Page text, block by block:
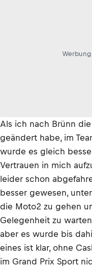
Werbung
Als ich nach Brünn
geändert habe, im
wurde es gleich
Vertrauen in mich
leider schon
besser gewesen,
die Moto2 zu gehen
Gelegenheit zu
aber es wurde bis
eines ist klar, ohne
im Grand Prix Sport